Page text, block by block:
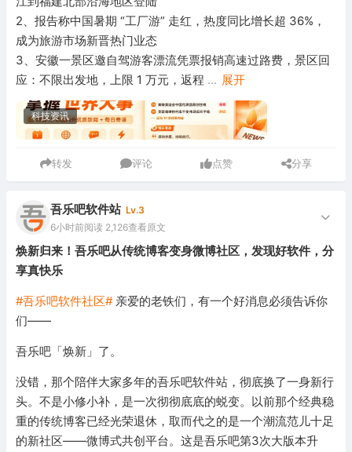
系统下载
系统工具
2、报告称中国暑期 “工厂游” 走红，热度同比增长超 36%，
成为旅游市场新晋热门业态
3、安徽一景区邀自驾游客漂流凭票报销高速过路费，景区回
应：不限出发地，上限 1 万元，返程 ... 展开
科技资讯
转发 评论 点赞 分享
吾乐吧软件站 Lv.3
6小时前阅读 2,126查看原文
焕新归来！吾乐吧从传统博客变身微博社区，发现好软件，分
享真快乐
#吾乐吧软件社区#亲爱的老铁们，有一个好消息必须告诉你
们——
吾乐吧「焕新」了。
没错，那个陪伴大家多年的吾乐吧软件站，彻底换了一身新行
头。不是小修小补，是一次彻彻底底的蜕变。以前那个经典稳
重的传统博客已经光荣退休，取而代之的是一个潮流范儿十足
的新社区——微博式共创平台。这是吾乐吧第3次大版本升